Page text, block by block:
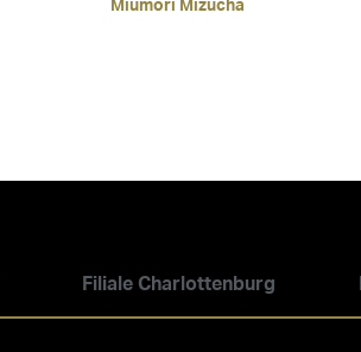
Miumori Mizucha
Filiale Charlottenburg